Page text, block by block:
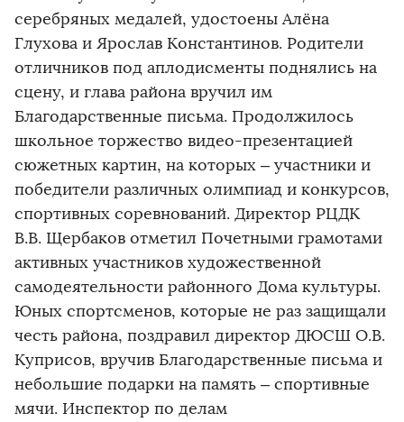
серебряных медалей, удостоены Алёна
Глухова и Ярослав Константинов. Родители
отличников под аплодисменты поднялись на
сцену, и глава района вручил им
Благодарственные письма. Продолжилось
школьное торжество видео-презентацией
сюжетных картин, на которых – участники и
победители различных олимпиад и конкурсов,
спортивных соревнований. Директор РЦДК
В.В. Щербаков отметил Почетными грамотами
активных участников художественной
самодеятельности районного Дома культуры.
Юных спортсменов, которые не раз защищали
честь района, поздравил директор ДЮСШ О.В.
Куприсов, вручив Благодарственные письма и
небольшие подарки на память – спортивные
мячи. Инспектор по делам